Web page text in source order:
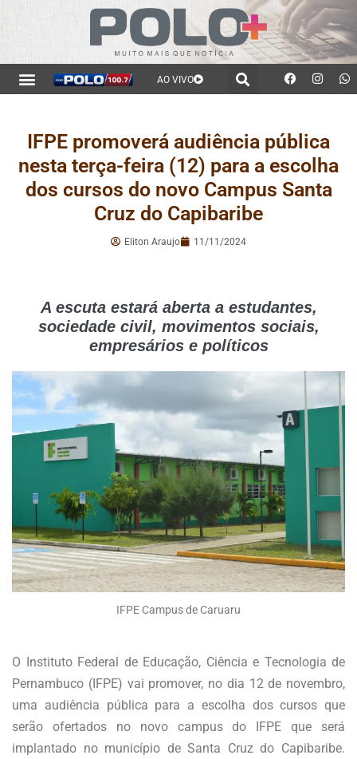
AO VIVO
IFPE promoverá audiência pública
nesta terça-feira (12) para a escolha
dos cursos do novo Campus Santa
Cruz do Capibaribe
Eliton Araujo 11/11/2024
A escuta estará aberta a estudantes,
sociedade civil, movimentos sociais,
empresários e políticos
IFPE Campus de Caruaru
O Instituto Federal de Educação, Ciência e Tecnologia de
Pernambuco (IFPE) vai promover, no dia 12 de novembro,
uma audiência pública para a escolha dos cursos que
serão ofertados no novo campus do IFPE que será
implantado no município de Santa Cruz do Capibaribe.